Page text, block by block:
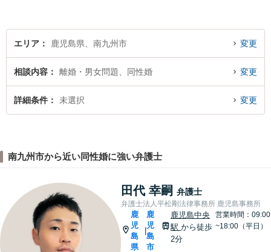
エリア 鹿児島県、南九州市 変更
相談内容 離婚・男女問題、同性婚 変更
詳細条件 未選択 変更
南九州市から近い同性婚に強い弁護士
田代 幸嗣 弁護士
弁護士法人平松剛法律事務所 鹿児島事務所
鹿
児
島
県
|
鹿
児
島
市
鹿児島中央
駅 から徒歩
2分
営業時間：09:00
~18:00（平日）